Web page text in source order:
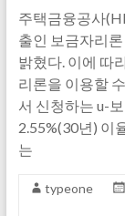
주택금융공사
출인 보금자리
밝혔다. 이에 따
리론을 이용할
서 신청하는 u-
2.55%(30년) 이
는
typeone